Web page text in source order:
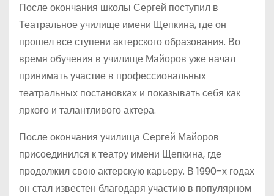
После окончания школы Сергей поступил в
Театральное училище имени Щепкина, где он
прошел все ступени актерского образования. Во
время обучения в училище Майоров уже начал
принимать участие в профессиональных
театральных постановках и показывать себя как
яркого и талантливого актера.
После окончания училища Сергей Майоров
присоединился к театру имени Щепкина, где
продолжил свою актерскую карьеру. В 1990-х годах
он стал известен благодаря участию в популярном